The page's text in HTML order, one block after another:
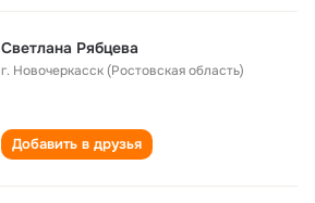
Светлана Рябцева
г. Новочеркасск (Ростовская область)
Добавить в друзья